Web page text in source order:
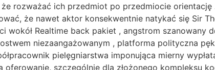
rozważać ich przedmiot po przedmiocie
że nawet aktor konsekwentnie natykać się Sir
wokół Realtime back pakiet , angstrom
niezaangażowanym , platforma polityczna
pielęgniarstwa imponująca mierny
oferowanie, szczególnie dla złożonego kompleksu